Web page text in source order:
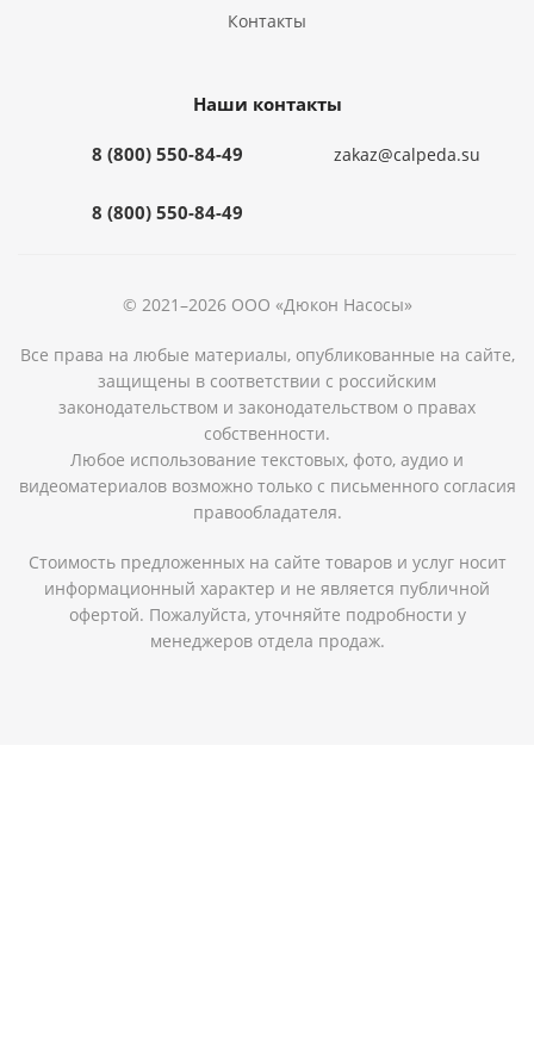
Контакты
Наши контакты
8 (800) 550-84-49
8 (800) 550-84-49
zakaz@calpeda.su
© 2021–2026 ООО «Дюкон Насосы»
Все права на любые материалы, опубликованные на сайте,
защищены в соответствии с российским
законодательством и законодательством о правах
собственности.
Любое использование текстовых, фото, аудио и
видеоматериалов возможно только с письменного согласия
правообладателя.
Стоимость предложенных на сайте товаров и услуг носит
информационный характер и не является публичной
офертой. Пожалуйста, уточняйте подробности у
менеджеров отдела продаж.